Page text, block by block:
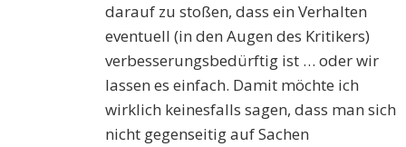
darauf zu stoßen, dass ein Verhalten
eventuell (in den Augen des Kritikers)
verbesserungsbedürftig ist … oder wir
lassen es einfach. Damit möchte ich
wirklich keinesfalls sagen, dass man sich
nicht gegenseitig auf Sachen